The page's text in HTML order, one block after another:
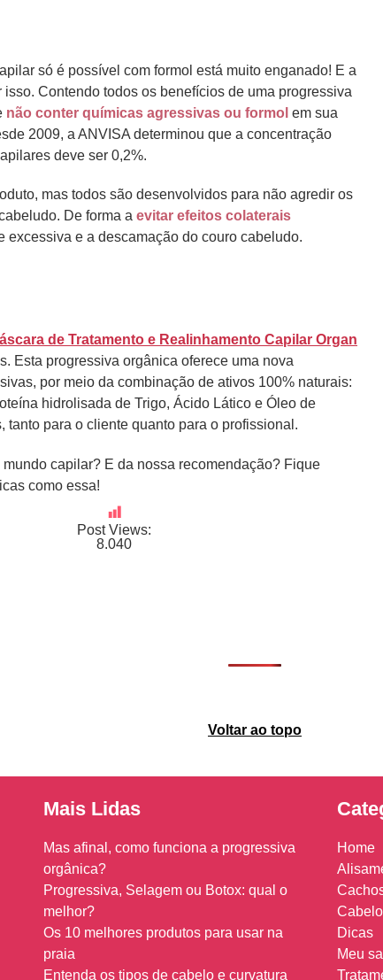
só é possível com formol está muito enganado! E a
Contendo todos os benefícios de uma progressiva
não conter químicas agressivas ou formol em sua
2009, a ANVISA determinou que a concentração
deve ser 0,2%.
mas todos são desenvolvidos para não agredir os
De forma a evitar efeitos colaterais
excessiva e a descamação do couro cabeludo.
de Tratamento e Realinhamento Capilar Organ
Esta progressiva orgânica oferece uma nova
por meio da combinação de ativos 100% naturais:
hidrolisada de Trigo, Ácido Lático e Óleo de
tanto para o cliente quanto para o profissional.
capilar? E da nossa recomendação? Fique
como essa!
Post Views:
8.040
Voltar ao topo
Mais Lidas
Mas afinal, como funciona a progressiva
orgânica?
Progressiva, Selagem ou Botox: qual o
melhor?
Os 10 melhores produtos para usar na
praia
Entenda os tipos de cabelo e curvatura
Home
Dicas
Meu